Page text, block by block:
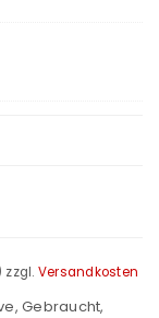
zzgl. Versandkosten
, Gebraucht,